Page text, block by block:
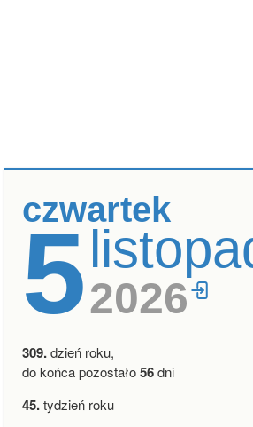
czwartek
52026
309.dzień roku,
do końca pozostało56dni
45.tydzień roku